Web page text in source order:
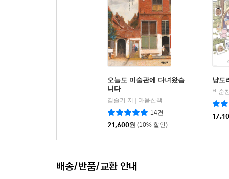
오늘도 미술관에 다녀왔습
니다
김슬기 저
마음산책
14건
21,600원 (10% 할인)
냥도
박순
배송/반품/교환 안내